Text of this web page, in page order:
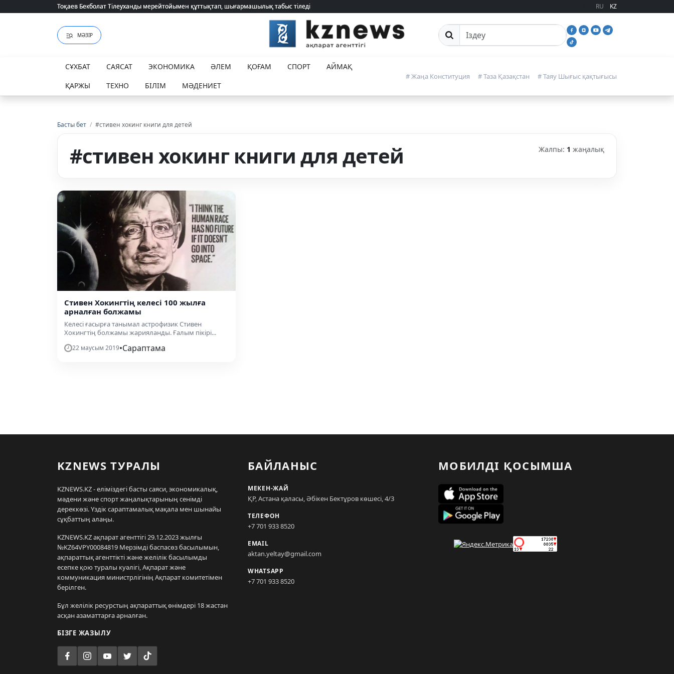
Тоқаев Бекболат Тілеуханды мерейтойымен құттықтап, шығармашылық табыс тіледі
Тоқаев Бекболат Тілеуханды мерейтойымен құттықтап, шығармашылық табыс тіледі RU KZ
МӘЗІР Сайттан іздеу
СҰХБАТ САЯСАТ ЭКОНОМИКА ӘЛЕМ ҚОҒАМ СПОРТ
АЙМАҚ
ҚАРЖЫ
ТЕХНО БІЛІМ МӘДЕНИЕТ
# Жаңа Конституция # Таза Қазақстан # Таяу Шығыс қақтығысы
Басты бет / #стивен хокинг книги для детей
#стивен хокинг книги для детей Жалпы: 1 жаңалық
Стивен Хокингтің келесі 100 жылға
арналған болжамы
Келесі ғасырға танымал астрофизик Стивен
Хокингтің болжамы жарияланды. Ғалым пікірі...
22 маусым 2019•Сараптама
KZNEWS ТУРАЛЫ
KZNEWS.KZ - еліміздегі басты саяси, экономикалық,
мәдени және спорт жаңалықтарының сенімді
дереккөзі. Үздік сараптамалық мақала мен шынайы
сұқбаттың алаңы.
KZNEWS.KZ ақпарат агенттігі 29.12.2023 жылғы
№KZ64VPY00084819 Мерзімді баспасөз басылымын,
ақпараттық агенттікті және желілік басылымды
есепке қою туралы куәлігі, Ақпарат және
коммуникация министрлігінің Ақпарат комитетімен
берілген.
Бұл желілік ресурстың ақпараттық өнімдері 18 жастан
асқан азаматтарға арналған.
БІЗГЕ ЖАЗЫЛУ
БАЙЛАНЫС
МЕКЕН-ЖАЙ
ҚР, Астана қаласы, Әбікен Бектұров көшесі, 4/3
ТЕЛЕФОН
+7 701 933 8520
EMAIL
aktan.yeltay@gmail.com
WHATSAPP
+7 701 933 8520
МОБИЛДІ ҚОСЫМША